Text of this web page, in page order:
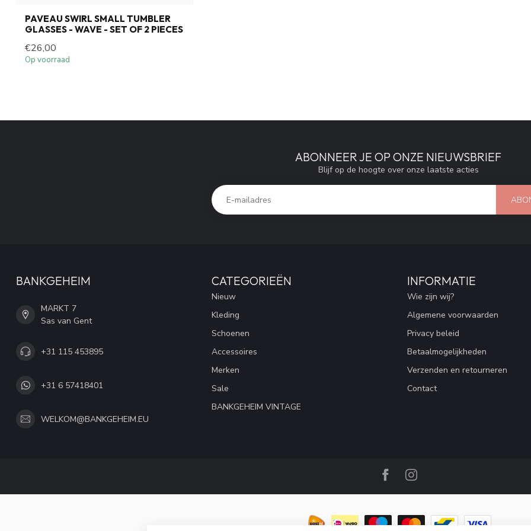
PAVEAU SWIRL SMALL TUMBLER
GLASSES - WAVE - SET OF 2 PIECES
€26,00
Op voorraad
ABONNEER JE OP ONZE NIEUWSBRIEF
Blijf op de hoogte over onze laatste acties
BANKGEHEIM
MARKT 7
Sas van Gent
+31 115 453895
+31 6 57418401
WELKOM@BANKGEHEIM.EU
CATEGORIEËN
Nieuw
Kleding
Schoenen
Accessoires
Merken
Sale
BANKGEHEIM VINTAGE
INFORMATIE
Wie zijn wij?
Algemene voorwaarden
Privacy beleid
Betaalmogelijkheden
Verzenden en retourneren
Contact